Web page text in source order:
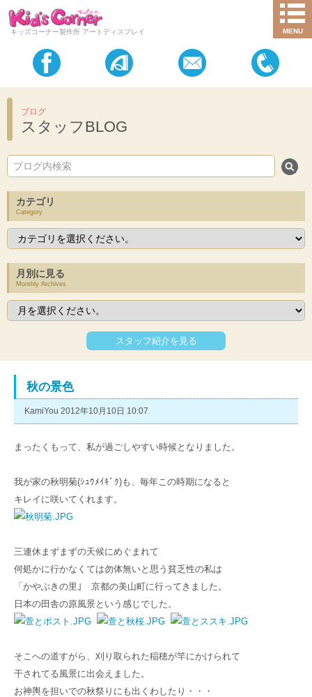
キッズコーナー製作所 アートディスプレイ MENU
ブログ
スタッフBLOG
カテゴリ
Category
月別に見る
Monthly Archives
スタッフ紹介を見る
秋の景色
KamiYou 2012年10月10日 10:07
まったくもって、私が過ごしやすい時候となりました。
我が家の秋明菊(ｼｭｳﾒｲｷﾞｸ)も、毎年この時期になると
キレイに咲いてくれます。
三連休まずまずの天候にめぐまれて
何処かに行かなくては勿体無いと思う貧乏性の私は
「かやぶきの里｣ 京都の美山町に行ってきました。
日本の田舎の原風景という感じでした。
そこへの道すがら、刈り取られた稲穂が竿にかけられて
干されてる風景に出会えました。
お神輿を担いでの秋祭りにも出くわしたり・・・